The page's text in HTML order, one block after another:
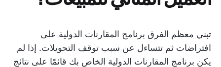
تبني معظم الفرق برنامج المقارنات الدولية على
افتراضات ثم تتساءل عن سبب توقف التحويلات. إذا لم
يكن برنامج المقارنات الدولية الخاص بك قائمًا على نتائج